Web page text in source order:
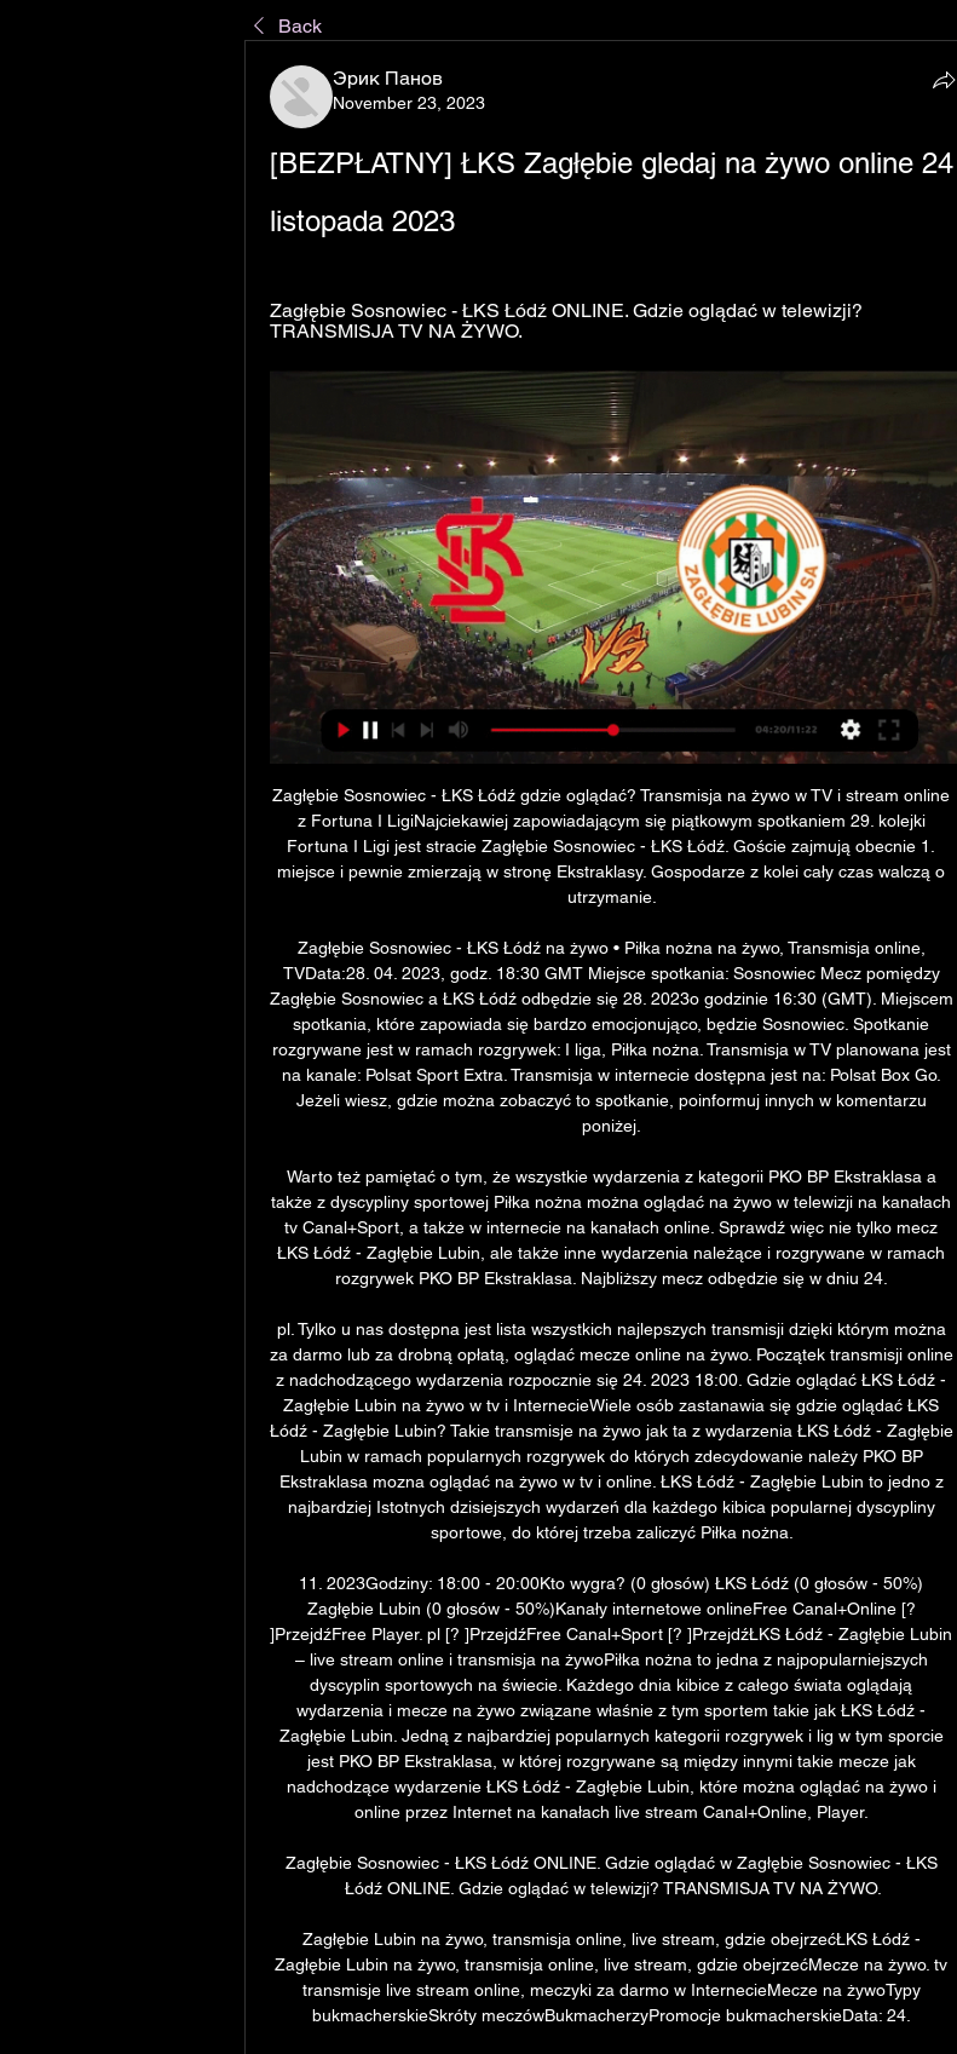
Back
Эрик Панов
November 23, 2023
[BEZPŁATNY] ŁKS Zagłębie gledaj na żywo online 24
listopada 2023
Zagłębie Sosnowiec - ŁKS Łódź ONLINE. Gdzie oglądać w telewizji?
TRANSMISJA TV NA ŻYWO.
Zagłębie Sosnowiec - ŁKS Łódź gdzie oglądać? Transmisja na żywo w TV i stream online
z Fortuna I LigiNajciekawiej zapowiadającym się piątkowym spotkaniem 29. kolejki
Fortuna I Ligi jest stracie Zagłębie Sosnowiec - ŁKS Łódź. Goście zajmują obecnie 1.
miejsce i pewnie zmierzają w stronę Ekstraklasy. Gospodarze z kolei cały czas walczą o
utrzymanie.
Zagłębie Sosnowiec - ŁKS Łódź na żywo • Piłka nożna na żywo, Transmisja online,
TVData:28. 04. 2023, godz. 18:30 GMT Miejsce spotkania: Sosnowiec Mecz pomiędzy
Zagłębie Sosnowiec a ŁKS Łódź odbędzie się 28. 2023o godzinie 16:30 (GMT). Miejscem
spotkania, które zapowiada się bardzo emocjonująco, będzie Sosnowiec. Spotkanie
rozgrywane jest w ramach rozgrywek: I liga, Piłka nożna. Transmisja w TV planowana jest
na kanale: Polsat Sport Extra. Transmisja w internecie dostępna jest na: Polsat Box Go.
Jeżeli wiesz, gdzie można zobaczyć to spotkanie, poinformuj innych w komentarzu
poniżej.
Warto też pamiętać o tym, że wszystkie wydarzenia z kategorii PKO BP Ekstraklasa a
także z dyscypliny sportowej Piłka nożna można oglądać na żywo w telewizji na kanałach
tv Canal+Sport, a także w internecie na kanałach online. Sprawdź więc nie tylko mecz
ŁKS Łódź - Zagłębie Lubin, ale także inne wydarzenia należące i rozgrywane w ramach
rozgrywek PKO BP Ekstraklasa. Najbliższy mecz odbędzie się w dniu 24.
pl. Tylko u nas dostępna jest lista wszystkich najlepszych transmisji dzięki którym można
za darmo lub za drobną opłatą, oglądać mecze online na żywo. Początek transmisji online
z nadchodzącego wydarzenia rozpocznie się 24. 2023 18:00. Gdzie oglądać ŁKS Łódź -
Zagłębie Lubin na żywo w tv i InternecieWiele osób zastanawia się gdzie oglądać ŁKS
Łódź - Zagłębie Lubin? Takie transmisje na żywo jak ta z wydarzenia ŁKS Łódź - Zagłębie
Lubin w ramach popularnych rozgrywek do których zdecydowanie należy PKO BP
Ekstraklasa mozna oglądać na żywo w tv i online. ŁKS Łódź - Zagłębie Lubin to jedno z
najbardziej Istotnych dzisiejszych wydarzeń dla każdego kibica popularnej dyscypliny
sportowe, do której trzeba zaliczyć Piłka nożna.
11. 2023Godziny: 18:00 - 20:00Kto wygra? (0 głosów) ŁKS Łódź (0 głosów - 50%)
Zagłębie Lubin (0 głosów - 50%)Kanały internetowe onlineFree Canal+Online [?
]PrzejdźFree Player. pl [? ]PrzejdźFree Canal+Sport [? ]PrzejdźŁKS Łódź - Zagłębie Lubin
– live stream online i transmisja na żywoPiłka nożna to jedna z najpopularniejszych
dyscyplin sportowych na świecie. Każdego dnia kibice z całego świata oglądają
wydarzenia i mecze na żywo związane właśnie z tym sportem takie jak ŁKS Łódź -
Zagłębie Lubin. Jedną z najbardziej popularnych kategorii rozgrywek i lig w tym sporcie
jest PKO BP Ekstraklasa, w której rozgrywane są między innymi takie mecze jak
nadchodzące wydarzenie ŁKS Łódź - Zagłębie Lubin, które można oglądać na żywo i
online przez Internet na kanałach live stream Canal+Online, Player.
Zagłębie Sosnowiec - ŁKS Łódź ONLINE. Gdzie oglądać w Zagłębie Sosnowiec - ŁKS
Łódź ONLINE. Gdzie oglądać w telewizji? TRANSMISJA TV NA ŻYWO.
Zagłębie Lubin na żywo, transmisja online, live stream, gdzie obejrzeć﻿ŁKS Łódź -
Zagłębie Lubin na żywo, transmisja online, live stream, gdzie obejrzećMecze na żywo. tv
transmisje live stream online, meczyki za darmo w InternecieMecze na żywoTypy
bukmacherskieSkróty meczówBukmacherzyPromocje bukmacherskieData: 24.